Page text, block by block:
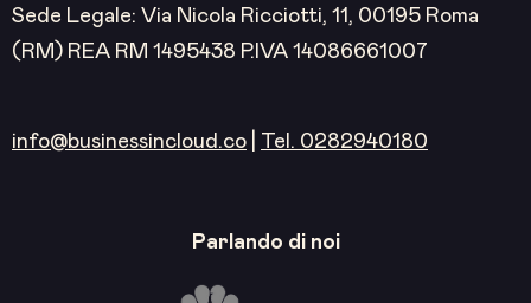
Sede Legale: Via Nicola Ricciotti, 11, 00195 Roma
(RM) REA RM 1495438 P.IVA 14086661007
info@businessincloud.co Tel. 0282940180
Parlando di noi